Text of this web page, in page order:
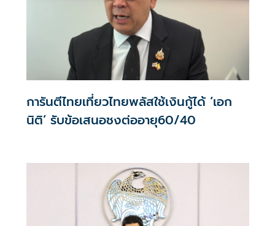
การันตีไทยเที่ยวไทยพลัสใช้เงินกู้ได้ ‘เอก
นิติ’ รับข้อเสนอชงต่ออายุ60/40